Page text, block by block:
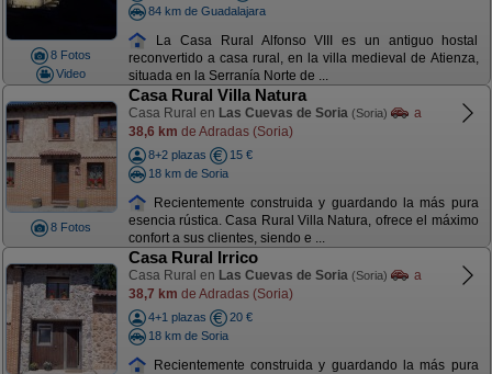
8 Fotos
Video
84 km de Guadalajara
La Casa Rural Alfonso VIII es un antiguo hostal
reconvertido a casa rural, en la villa medieval de Atienza,
situada en la Serranía Norte de ...
8 Fotos
Casa Rural Villa Natura
Casa Rural en Las Cuevas de Soria (Soria)
a
38,6 km de Adradas (Soria)
8+2 plazas
15 €
18 km de Soria
Recientemente construida y guardando la más pura
esencia rústica. Casa Rural Villa Natura, ofrece el máximo
confort a sus clientes, siendo e ...
Casa Rural Irrico
Casa Rural en Las Cuevas de Soria (Soria)
a
38,7 km de Adradas (Soria)
4+1 plazas
20 €
18 km de Soria
Recientemente construida y guardando la más pura